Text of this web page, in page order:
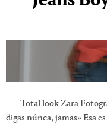
Total look Zara
digas núnca, jamas» Esa